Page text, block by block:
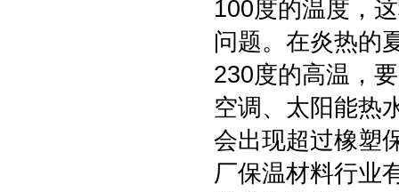
100度的温度，
问题。在炎热的
230度的高温，
空调、太阳能热
会出现超过橡塑
厂保温材料行业